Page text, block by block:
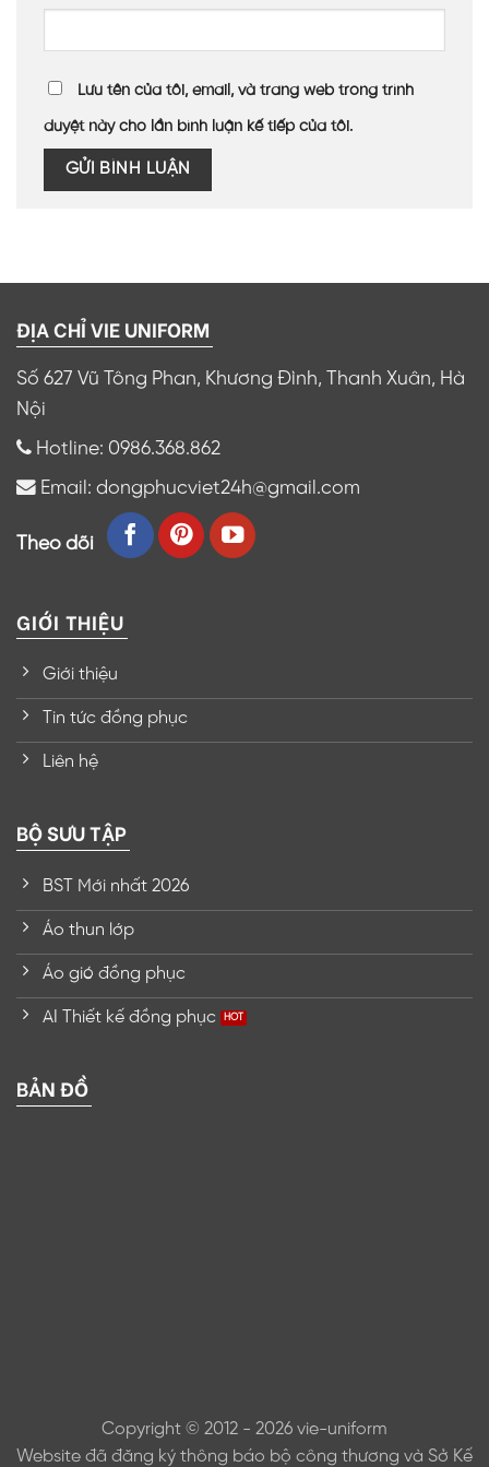
Lưu tên của tôi, email, và trang web trong trình
duyệt này cho lần bình luận kế tiếp của tôi.
ĐỊA CHỈ VIE UNIFORM
Số 627 Vũ Tông Phan, Khương Đình, Thanh Xuân, Hà
Nội
Hotline: 0986.368.862
Email: dongphucviet24h@gmail.com
Theo dõi
GIỚI THIỆU
Giới thiệu
Tin tức đồng phục
Liên hệ
BỘ SƯU TẬP
BST Mới nhất 2026
Áo thun lớp
Áo gió đồng phục
AI Thiết kế đồng phục
BẢN ĐỒ
Copyright © 2012 - 2026 vie-uniform
Website đã đăng ký thông báo bộ công thương và Sở Kế